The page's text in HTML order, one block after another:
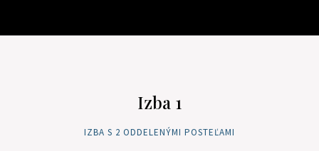
Izba 1
IZBA S 2 ODDELENÝMI POSTEĽAMI